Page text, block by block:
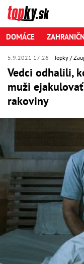
DOMÁCE
5.9.2021 17:26 Topky
Vedci odhalili,
muži
rakoviny